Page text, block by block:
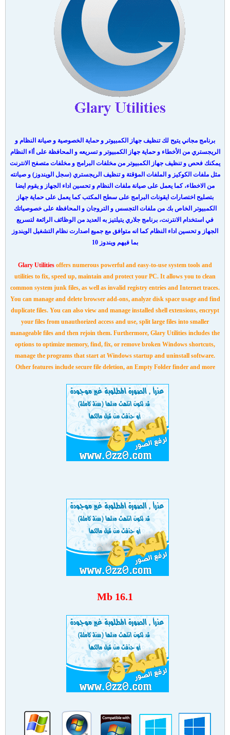
برنامج مجاني يتيح لك تنظيف جهاز الكمبيوتر و حماية الخصوصية و صيانة النظام و
الريجستري من الأخطاء و حماية جهاز الكمبيوتر و تسريعه و المحافظة على أاء النظام
يمكنك فحص و تنظيف جهاز الكمبيوتر من مخلفات البرامج و مخلفات متصفح الانترنت
مثل ملفات الكوكيز و الملفات المؤقتة و تنظيف الريجستري (سجل الويندوز) و صيانته
من الاخطاء، كما يعمل على صيانة ملفات النظام و تحسين اداء الجهاز و يقوم ايضا
بتصليح اختصارات ايقونات البرامج على سطح المكتب كما يعمل على حماية جهاز
الكمبيوتر الخاص بك من ملفات التجسس و التروجان و المحافظة على خصوصياتك
في استخدام الانترنت، برنامج جلاري يتيلتيز به العديد من الوظائف الرائعة لتسريع
الجهاز و تحسين اداء النظام كما انه متوافق مع جميع اصدارت نظام التشغيل الويندوز
بما فيهم ويندوز 10
Glary Utilities offers numerous powerful and easy-to-use system tools and
utilities to fix, speed up, maintain and protect your PC. It allows you to clean
common system junk files, as well as invalid registry entries and Internet traces.
You can manage and delete browser add-ons, analyze disk space usage and find
duplicate files. You can also view and manage installed shell extensions, encrypt
your files from unauthorized access and use, split large files into smaller
manageable files and then rejoin them. Furthermore, Glary Utilities includes the
options to optimize memory, find, fix, or remove broken Windows shortcuts,
manage the programs that start at Windows startup and uninstall software.
Other features include secure file deletion, an Empty Folder finder and more
16.1 Mb